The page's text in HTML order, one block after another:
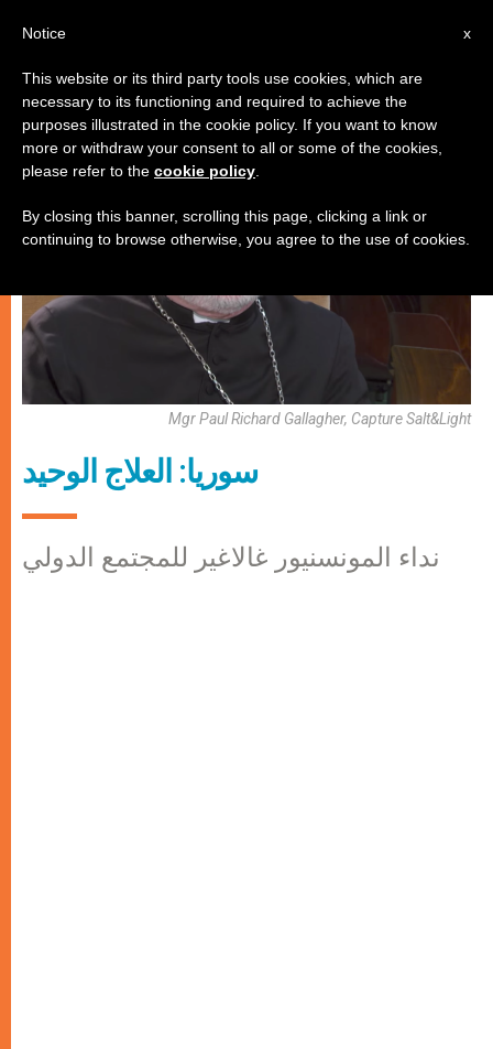
الكنيسة والعالم
Mgr Paul Richard Gallagher, Capture Salt&Light
سوريا: العلاج الوحيد
نداء المونسنيور غالاغير للمجتمع الدولي
x
Notice
This website or its third party tools use cookies, which are
necessary to its functioning and required to achieve the
purposes illustrated in the cookie policy. If you want to know
more or withdraw your consent to all or some of the cookies,
please refer to the cookie policy
By closing this banner, scrolling this page, clicking a link or
continuing to browse otherwise, you agree to the use of cookies.